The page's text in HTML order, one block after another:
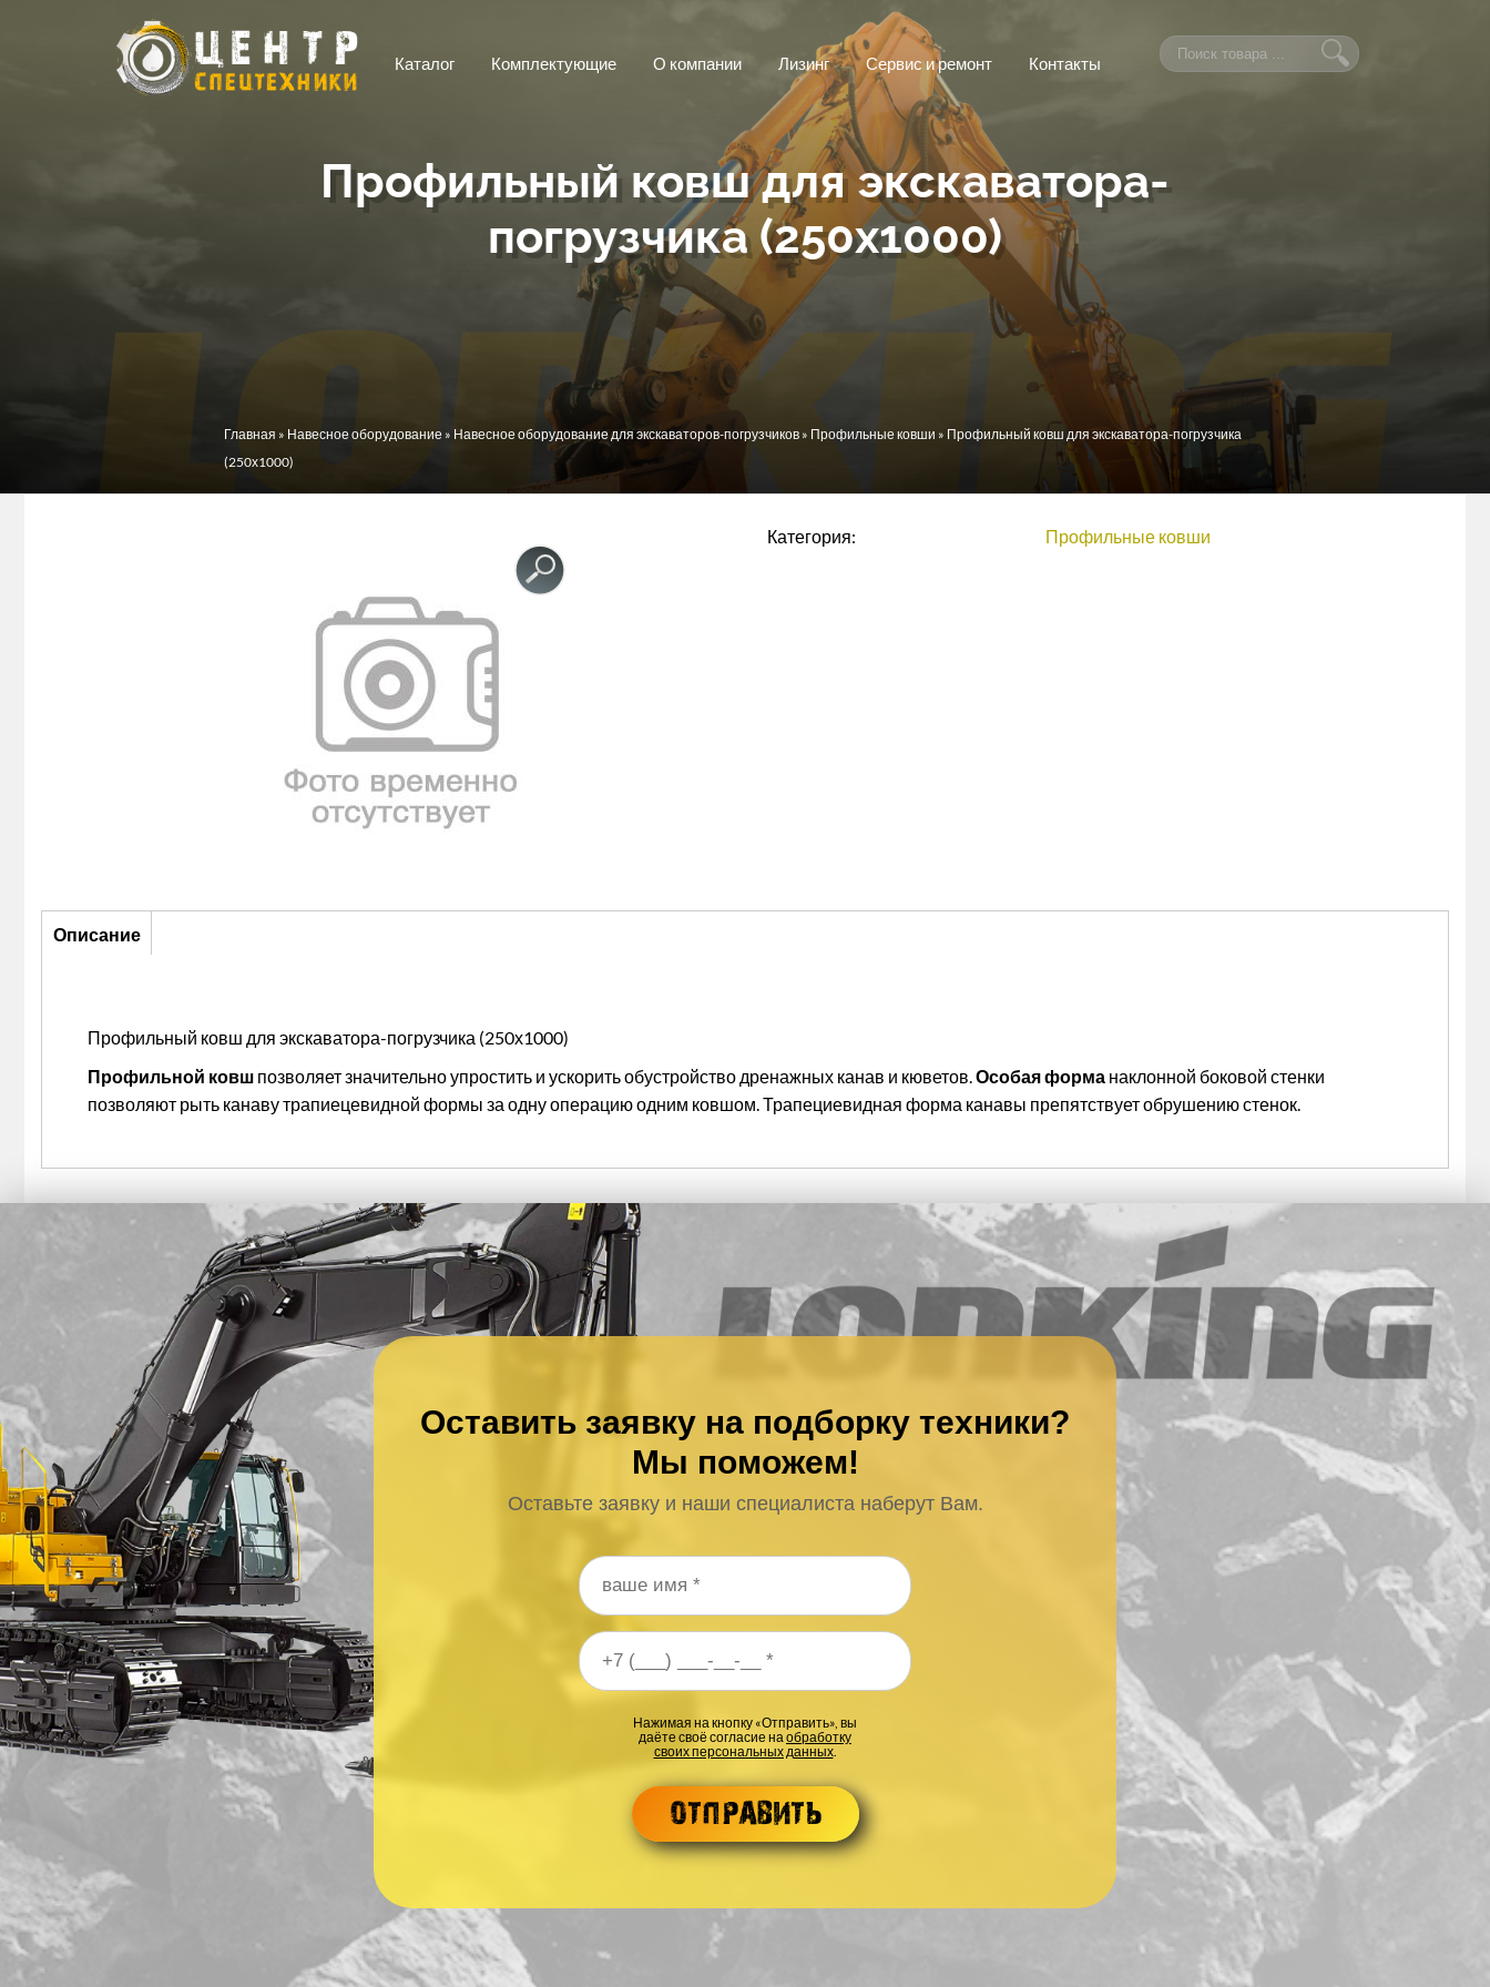
Перейти к основному содержанию
Каталог Комплектующие О компании Лизинг Сервис и ремонт Контакты
Профильный ковш для экскаватора-
погрузчика (250х1000)
Вы здесь
Главная » Навесное оборудование » Навесное оборудование для экскаваторов-погрузчиков » Профильные ковши » Профильный ковш для экскаватора-погрузчика
(250х1000)
Категория: Профильные ковши
Описание
Описание
Профильный ковш для экскаватора-погрузчика (250х1000)
Профильной ковш позволяет значительно упростить и ускорить обустройство дренажных канав и кюветов. Особая форма наклонной боковой стенки
позволяют рыть канаву трапиецевидной формы за одну операцию одним ковшом. Трапециевидная форма канавы препятствует обрушению стенок.
Оставить заявку на подборку техники?
Мы поможем!
Оставьте заявку и наши специалиста наберут Вам.
Ваш номер телефона
Нажимая на кнопку «Отправить», вы
даёте своё согласие на обработку
своих персональных данных.